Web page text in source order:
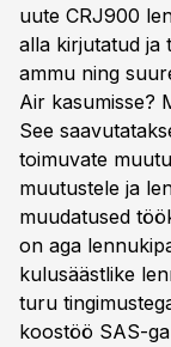
uute CRJ900
alla kirjutatud ja
ammu ning
Air kasumisse?
See
toimuvate
muutustele ja
muudatused
on aga
kulusäästlike
turu
koostöö SAS-